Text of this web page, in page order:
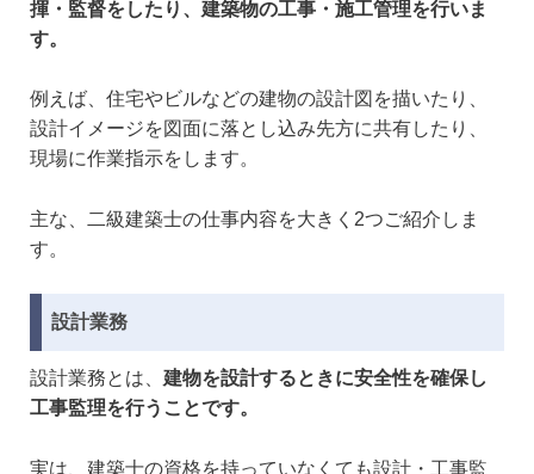
揮・監督をしたり、建築物の工事・施工管理を行いま
す。
例えば、住宅やビルなどの建物の設計図を描いたり、
設計イメージを図面に落とし込み先方に共有したり、
現場に作業指示をします。
主な、二級建築士の仕事内容を大きく2つご紹介しま
す。
設計業務
設計業務とは、 建物を設計するときに安全性を確保し
工事監理を行うことです。
実は、建築士の資格を持っていなくても設計・工事監